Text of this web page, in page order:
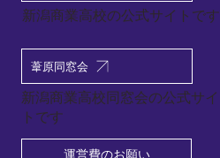
新潟商業高校の公式サイトです
葦原同窓会
新潟商業高校同窓会の公式サイ
トです
運営費のお願い